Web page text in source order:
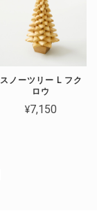
スノーツリー L フク
ロウ
¥7,150